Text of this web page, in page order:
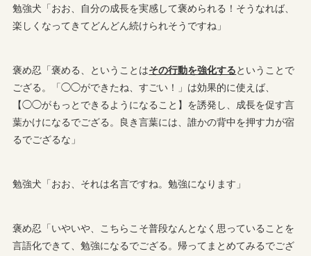
勉強犬「おお、自分の成長を実感して褒められる！そうなれば、
楽しくなってきてどんどん続けられそうですね」
褒め忍「褒める、ということはその行動を強化するということで
ござる。「◯◯ができたね、すごい！」は効果的に使えば、
【◯◯がもっとできるようになること】を誘発し、成長を促す言
葉かけになるでござる。良き言葉には、誰かの背中を押す力が宿
るでござるな」
勉強犬「おお、それは名言ですね。勉強になります」
褒め忍「いやいや、こちらこそ普段なんとなく思っていることを
言語化できて、勉強になるでござる。帰ってまとめてみるでござ